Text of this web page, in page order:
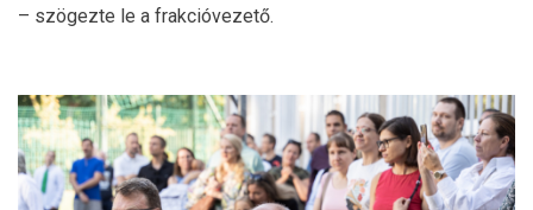
– szögezte le a frakcióvezető.